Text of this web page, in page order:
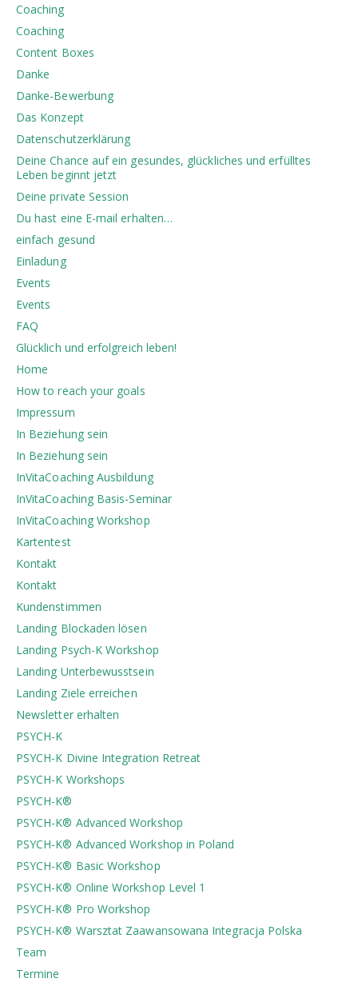
Coaching
Coaching
Content Boxes
Danke
Danke-Bewerbung
Das Konzept
Datenschutzerklärung
Deine Chance auf ein gesundes, glückliches und erfülltes
Leben beginnt jetzt
Deine private Session
Du hast eine E-mail erhalten…
einfach gesund
Einladung
Events
Events
FAQ
Glücklich und erfolgreich leben!
Home
How to reach your goals
Impressum
In Beziehung sein
In Beziehung sein
InVitaCoaching Ausbildung
InVitaCoaching Basis-Seminar
InVitaCoaching Workshop
Kartentest
Kontakt
Kontakt
Kundenstimmen
Landing Blockaden lösen
Landing Psych-K Workshop
Landing Unterbewusstsein
Landing Ziele erreichen
Newsletter erhalten
PSYCH-K
PSYCH-K Divine Integration Retreat
PSYCH-K Workshops
PSYCH-K®
PSYCH-K® Advanced Workshop
PSYCH-K® Advanced Workshop in Poland
PSYCH-K® Basic Workshop
PSYCH-K® Online Workshop Level 1
PSYCH-K® Pro Workshop
PSYCH-K®️ Warsztat Zaawansowana Integracja Polska
Team
Termine